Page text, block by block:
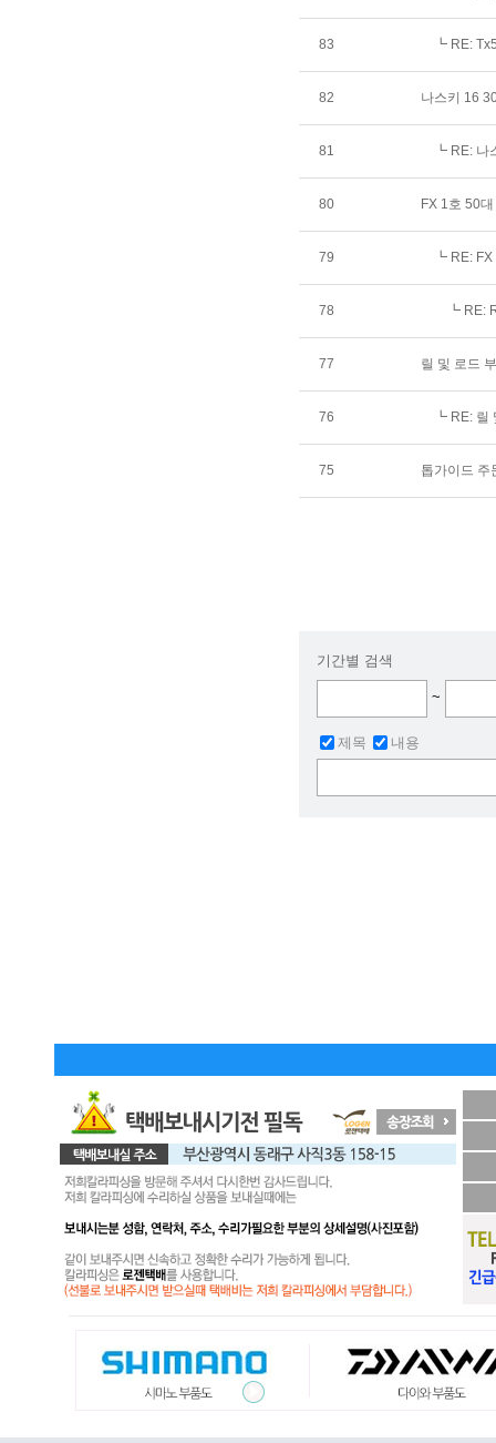
83 ┗ RE:
82 나스키 16
81 ┗ RE: 나
80 FX 1호 50
79 ┗ RE:
78 ┗ RE:
77 릴 및 로드
76 ┗ RE: 릴
75 톱가이드 주
기간별 검색
~
제목 내용